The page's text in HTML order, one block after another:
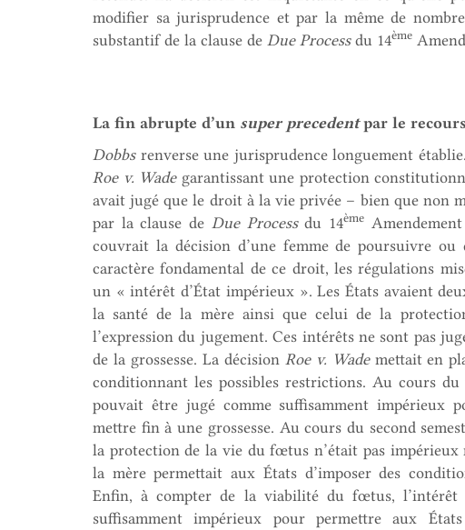
modifier sa jurisprudence et par la même de
substantif de la clause de Due Processdu 14ème
La fin abrupte d’un super precedentpar le
Dobbs renverse une jurisprudence longuement
Roe v. Wadegarantissant une protection
avait jugé que le droit à la vie privée – bien que non
par la clause de Due Processdu 14ème
couvrait la décision d’une femme de poursuivre
caractère fondamental de ce droit, les régulations
un « intérêt d’État impérieux ». Les États avaient
la santé de la mère ainsi que celui de la
l’expression du jugement. Ces intérêts ne sont pas
de la grossesse. La décision Roe v. Wademettait en
conditionnant les possibles restrictions. Au cours
pouvait être jugé comme suffisamment impérieux
mettre fin à une grossesse. Au cours du second
la protection de la vie du fœtus n’était pas
la mère permettait aux États d’imposer des
Enfin, à compter de la viabilité du fœtus,
suffisamment impérieux pour permettre aux